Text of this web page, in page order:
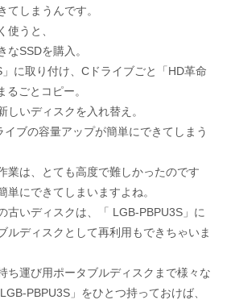
てしまうんです。
使うと、
なSSDを購入。
に取り付け、Cドライブごと「HD革命
ごとコピー。
しいディスクを入れ替え。
ブの容量アップが簡単にできてしまう
業は、とても高度で難しかったのです
単にできてしまいますよね。
古いディスクは、「 LGB-PBPU3S」に
ルディスクとして再利用もできちゃいま
ち運び用ポータブルディスクまで様々な
PBPU3S」をひとつ持っておけば、